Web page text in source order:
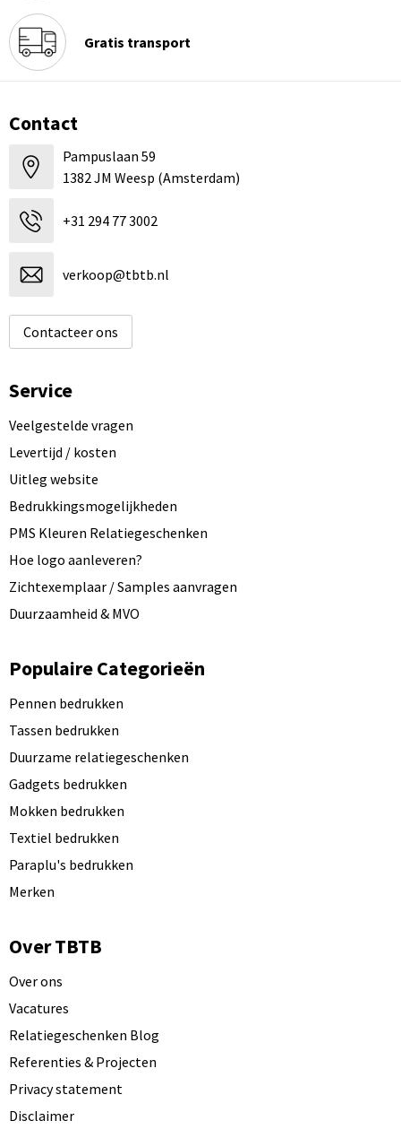
Gratis transport
Contact
Pampuslaan 59
1382 JM Weesp (Amsterdam)
+31 294 77 3002
verkoop@tbtb.nl
Contacteer ons
Service
Veelgestelde vragen
Levertijd / kosten
Uitleg website
Bedrukkingsmogelijkheden
PMS Kleuren Relatiegeschenken
Hoe logo aanleveren?
Zichtexemplaar / Samples aanvragen
Duurzaamheid & MVO
Populaire Categorieën
Pennen bedrukken
Tassen bedrukken
Duurzame relatiegeschenken
Gadgets bedrukken
Mokken bedrukken
Textiel bedrukken
Paraplu's bedrukken
Merken
Over TBTB
Over ons
Vacatures
Relatiegeschenken Blog
Referenties & Projecten
Privacy statement
Disclaimer